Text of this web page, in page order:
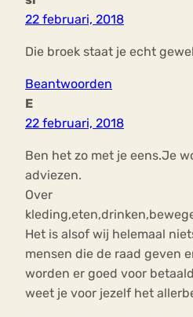
22 februari, 2018
Die broek staat je echt
Beantwoorden
E
22 februari, 2018
Ben het zo met je eens.Je
adviezen.
Over
Het is alsof wij helemaal
mensen die de raad geven
worden er goed voor
weet je voor jezelf het